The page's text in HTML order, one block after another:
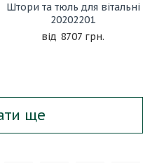
Штори та тюль для вітальні
20202201
8707 грн.
ще